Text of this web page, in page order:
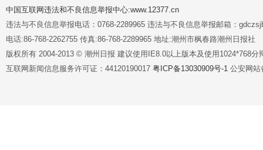
中国互联网违法和不良信息举报中心:www.12377.cn
违法与不良信息举报电话：0768-2289965 违法与不良信息举报邮箱：
电话:86-768-2262755 传真:86-768-2289965 地址:潮州市枫春路潮州日报社
版权所有 2004-2013 © 潮州日报 建议使用IE8.0以上版本及使用1024*768分
互联网新闻信息服务许可证：44120190017 粤ICP备13030909号-1 公安网站